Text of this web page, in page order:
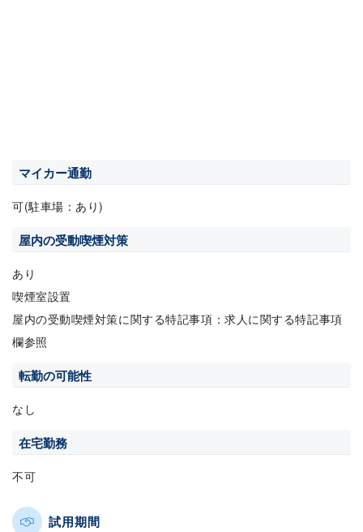
マイカー通勤
可(駐車場：あり)
屋内の受動喫煙対策
あり
喫煙室設置
屋内の受動喫煙対策に関する特記事項：求人に関する特記事項
欄参照
転勤の可能性
なし
在宅勤務
不可
試用期間